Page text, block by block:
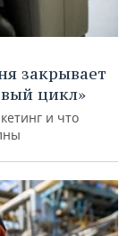
закрывает
цикл»
и что